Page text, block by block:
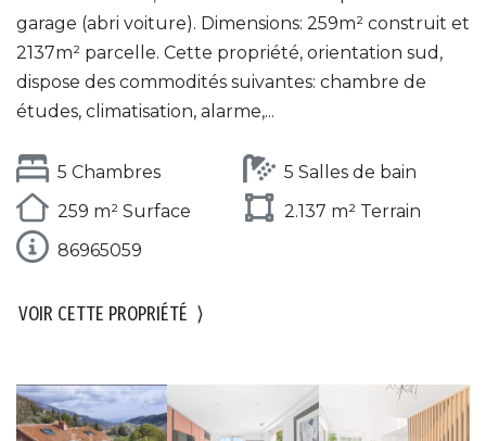
garage (abri voiture). Dimensions: 259m² construit et
2137m² parcelle. Cette propriété, orientation sud,
dispose des commodités suivantes: chambre de
études, climatisation, alarme,...
5 Chambres
5 Salles de bain
259 m² Surface
2.137 m² Terrain
86965059
VOIR CETTE PROPRIÉTÉ ⟩